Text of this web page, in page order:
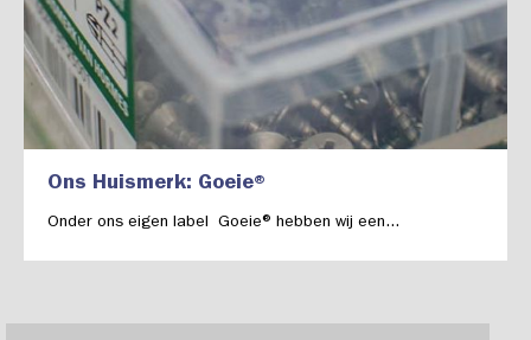
Ons Huismerk: Goeie®
Onder ons eigen label Goeie® hebben wij een...